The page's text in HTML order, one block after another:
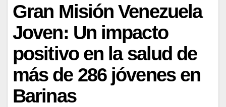
Gran Misión Venezuela
Joven: Un impacto
positivo en la salud de
más de 286 jóvenes en
Barinas